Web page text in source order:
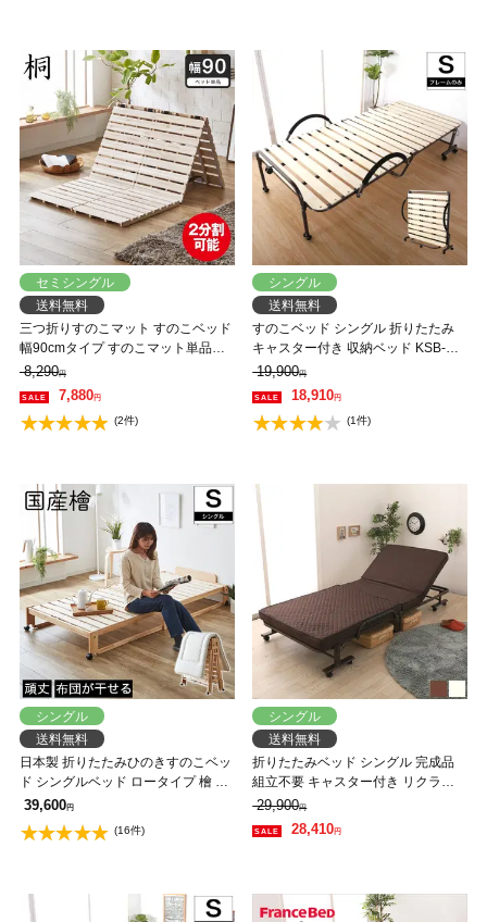
セミシングル
送料無料
三つ折りすのこマット すのこベッド
幅90cmタイプ すのこマット単品の
み 木製 桐 二分割可能 完成品 低ホル
ムアルデヒド 布団が干せる
8,290円
7,880円
(2件)
シングル
送料無料
すのこベッド シングル 折りたたみ
キャスター付き 収納ベッド KSB-
290 スノコベッド シングルベッド
天然木 折りたたみ式 簡易ベッド
19,900円
18,910円
(1件)
シングル
送料無料
日本製 折りたたみひのきすのこベッ
ド シングルベッド ロータイプ 檜 布
団が干せるベッド キャスター付
39,600円
(16件)
シングル
送料無料
折りたたみベッド シングル 完成品
組立不要 キャスター付き リクライ
ニング可能 コンパクト折りたたみベ
ッド シングル TS-801-1S
29,900円
28,410円